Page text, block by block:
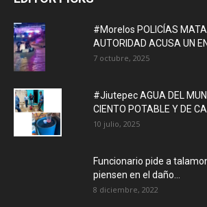
#Morelos POLICÍAS
AUTORIDAD ACUSA UN
7 octubre, 2025
#Jiutepec AGUA DEL
CIENTO POTABLE Y DE
10 julio, 2025
Funcionario pide a
piensen en el daño...
8 diciembre, 2022